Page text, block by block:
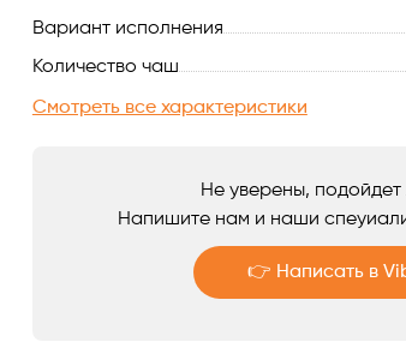
Аксессуары
Вариант исполнения
Количество чаш
Смотреть все характеристики
Не уверены, подойдет
Напишите нам и наши
👉 Написать в